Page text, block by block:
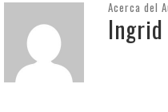
Acerca del
Ingrid